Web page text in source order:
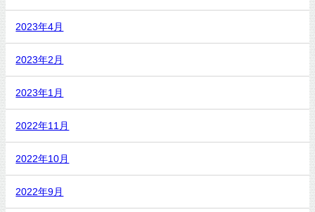
2023年4月
2023年2月
2023年1月
2022年11月
2022年10月
2022年9月